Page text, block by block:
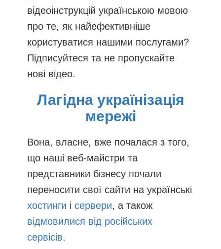
відеоінструкцій українською мовою
про те, як найефективніше
користуватися нашими послугами?
Підписуйтеся та не пропускайте
нові відео.
Лагідна українізація
мережі
Вона, власне, вже почалася з того,
що наші веб-майстри та
представники бізнесу почали
переносити свої сайти на українські
хостинги і сервери, а також
відмовилися від російських
сервісів.